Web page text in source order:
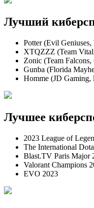
Лучший
Potter (Evil Geniuses,
XTQZZZ (Team
Zonic (Team Falcons,
Gunba (Florida
Homme (JD Gaming,
Лучшее
2023 League of
The International
Blast.TV Paris Major
Valorant Champions
EVO 2023